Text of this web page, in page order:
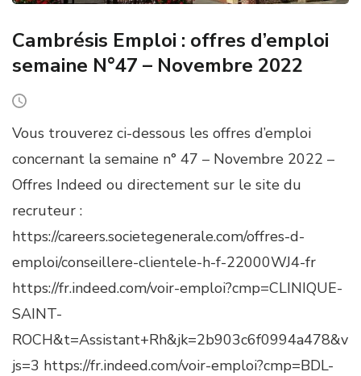
E
S
I
N
S
I
N
E
Cambrésis Emploi : offres d’emploi
semaine N°47 – Novembre 2022
Vous trouverez ci-dessous les offres d’emploi
concernant la semaine n° 47 – Novembre 2022 –
Offres Indeed ou directement sur le site du
recruteur :
https://careers.societegenerale.com/offres-d-
emploi/conseillere-clientele-h-f-22000WJ4-fr
https://fr.indeed.com/voir-emploi?cmp=CLINIQUE-
SAINT-
ROCH&t=Assistant+Rh&jk=2b903c6f0994a478&v
js=3 https://fr.indeed.com/voir-emploi?cmp=BDL-